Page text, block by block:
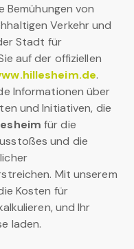
Bemühungen von
Verkehr und
Stadt für
auf der offiziellen
.
Informationen über
und Initiativen, die
für die
und die
Mit unserem
Kosten für
und Ihr
laden.